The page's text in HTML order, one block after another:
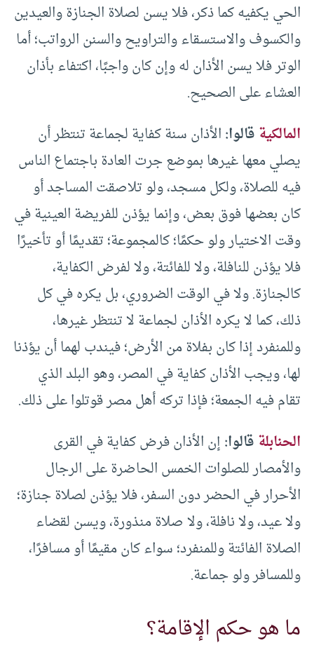
الحي يكفيه كما ذكر، فلا يسن لصلاة الجنازة والعيدين
والكسوف والاستسقاء والتراويح والسنن الرواتب؛ أما
الوتر فلا يسن الأذان له وإن كان واجبًا، اكتفاء بأذان
العشاء على الصحيح.
المالكيةقالوا:الأذان سنة كفاية لجماعة تنتظر أن
يصلي معها غيرها بموضع جرت العادة باجتماع الناس
فيه للصلاة، ولكل مسجد، ولو تلاصقت المساجد أو
كان بعضها فوق بعض، وإنما يؤذن للفريضة العينية في
وقت الاختيار ولو حكمًا؛ كالمجموعة؛ تقديمًا أو تأخيرًا
فلا يؤذن للنافلة، ولا للفائتة، ولا لفرض الكفاية،
كالجنازة. ولا في الوقت الضروري، بل يكره في كل
ذلك، كما لا يكره الأذان لجماعة لا تنتظر غيرها،
وللمنفرد إذا كان بفلاة من الأرض؛ فيندب لهما أن يؤذنا
لها، ويجب الأذان كفاية في المصر، وهو البلد الذي
تقام فيه الجمعة؛ فإذا تركه أهل مصر قوتلوا على ذلك.
الحنابلةقالوا:إن الأذان فرض كفاية في القرى
والأمصار للصلوات الخمس الحاضرة على الرجال
الأحرار في الحضر دون السفر، فلا يؤذن لصلاة جنازة؛
ولا عيد، ولا نافلة، ولا صلاة منذورة، ويسن لقضاء
الصلاة الفائتة وللمنفرد؛ سواء كان مقيمًا أو مسافرًا،
وللمسافر ولو جماعة.
ما هو حكم الإقامة؟